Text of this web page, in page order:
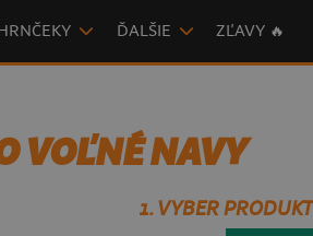
ĎALŠIE ZĽAVY 🔥
VOĽNÉ NAVY
1. VYBER PRODUKT